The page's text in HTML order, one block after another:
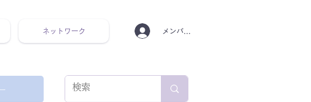
ネットワーク メンバーログイン